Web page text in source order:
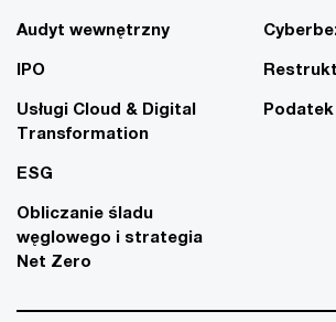
Audyt wewnętrzny
IPO
Usługi Cloud & Digital
Transformation
ESG
Obliczanie śladu
węglowego i strategia
Net Zero
Podatek